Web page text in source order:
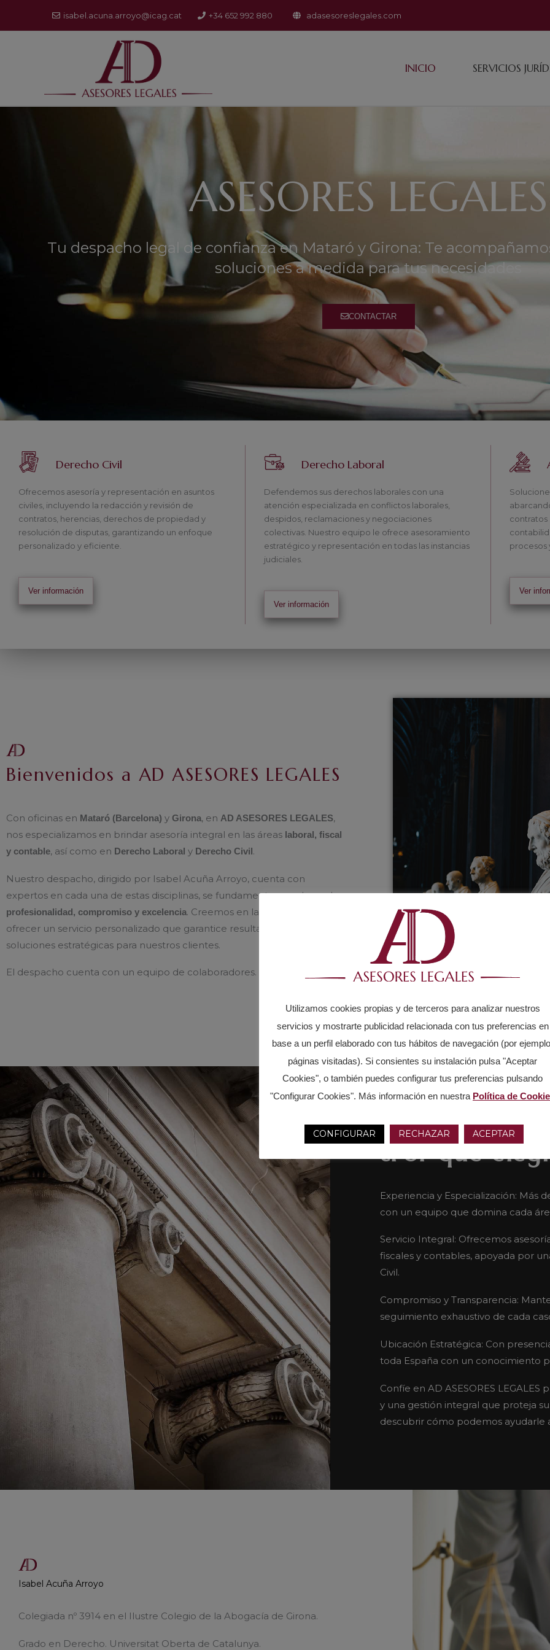
isabel.acuna.arroyo@icag.cat +34 652 992 880 adasesoreslegales.com
INICIO SERVICIOS
ASESORES LEGALES
Tu despacho legal de confianza en Mataró y Girona: Te
soluciones a medida para tus necesidades
CONTACTAR
Derecho Civil
Ofrecemos asesoría y representación en asuntos
civiles, incluyendo la redacción y revisión de
contratos, herencias, derechos de propiedad y
resolución de disputas, garantizando un enfoque
personalizado y eficiente.
Ver información
Derecho Laboral
Defendemos sus derechos laborales con una
atención especializada en conflictos laborales,
despidos, reclamaciones y negociaciones
colectivas. Nuestro equipo le ofrece asesoramiento
estratégico y representación en todas las instancias
judiciales.
Ver información
contratos
procesos
Ver
Bienvenidos a AD ASESORES LEGALES
Con oficinas en Mataró (Barcelona) y Girona, en AD ASESORES LEGALES,
nos especializamos en brindar asesoría integral en las áreas laboral, fiscal
y contable, así como en Derecho Laboral y Derecho Civil.
Nuestro despacho, dirigido por Isabel Acuña Arroyo, cuenta con
expertos en cada una de estas disciplinas, se fundamenta en valores de
profesionalidad, compromiso y excelencia. Creemos en la importancia de
ofrecer un servicio personalizado que garantice resultados eficientes y
soluciones estratégicas para nuestros clientes.
El despacho cuenta con un equipo de colaboradores.
¿Por que
Experiencia y Especialización: Más
con un equipo que domina cada
Servicio Integral: Ofrecemos
fiscales y contables, apoyada por
Civil.
Compromiso y Transparencia:
seguimiento exhaustivo de cada
Ubicación Estratégica: Con
toda España con un conocimiento
Confíe en AD ASESORES
y una gestión integral que proteja
descubrir cómo podemos ayudarle
Isabel Acuña Arroyo
Colegiada nº 3914 en el Ilustre Colegio de la Abogacía de Girona.
Grado en Derecho. Universitat Oberta de Catalunya.
Utilizamos cookies propias y de terceros para analizar nuestros
servicios y mostrarte publicidad relacionada con tus preferencias en
base a un perfil elaborado con tus hábitos de navegación (por
páginas visitadas). Si consientes su instalación pulsa "Aceptar
Cookies", o también puedes configurar tus preferencias pulsando
"Configurar Cookies". Más información en nuestra Política de
CONFIGURAR RECHAZAR ACEPTAR